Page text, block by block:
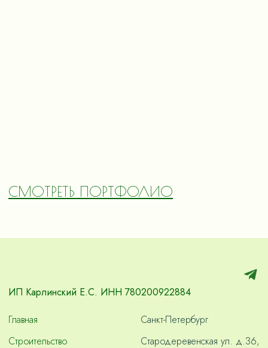
СМОТРЕТЬ ПОРТФОЛИО
ИП Карлинский Е.С. ИНН 780200922884
Главная
Строительство
Санкт-Петербург
Стародеревенская ул. д.36,